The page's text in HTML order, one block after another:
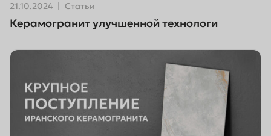
21.10.2024 Статьи
Керамогранит улучшенной технологи